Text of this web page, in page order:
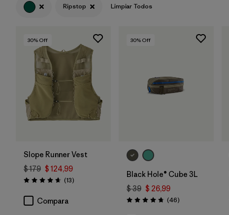
Ripstop Limpiar Todos
30% Off
Slope Runner Vest
$ 179 $ 124,99
Valoración: 4.7 / 5
(13Comentarios
)
Compara
30% Off
Black Hole® Cube 3L
$ 39 $ 26,99
Valoración: 4.8 / 5
(46Comentarios
)